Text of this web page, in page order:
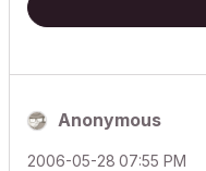
Anonymous
‎2006-05-28 07:55 PM